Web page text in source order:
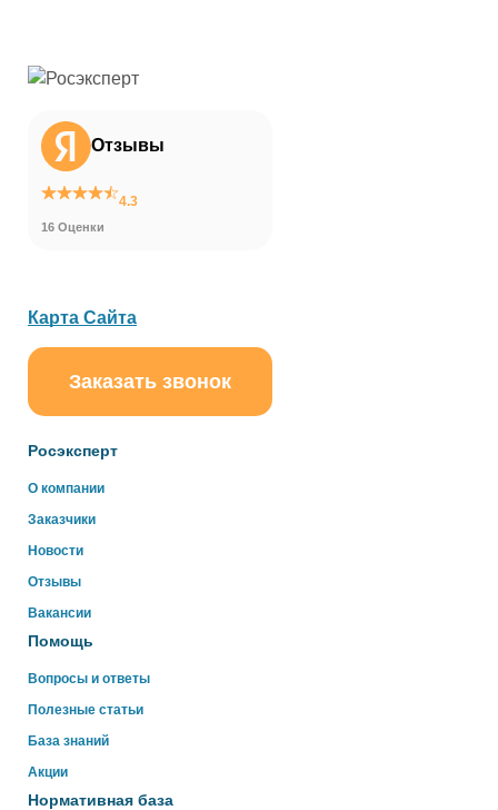
Отзывы
4.3
16 Оценки
Росэксперт
О компании
Заказчики
Новости
Отзывы
Вакансии
Помощь
Вопросы и ответы
Полезные статьи
База знаний
Акции
Нормативная база
Карта Сайта
Заказать звонок
online
Здравствуйте!
Свяжитесь с нами через WhatsApp нажав на кнопку